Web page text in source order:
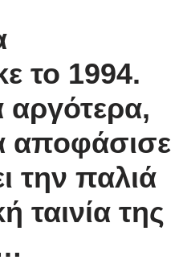
το 1994.
αργότερα,
αποφάσισε
την παλιά
ταινία της